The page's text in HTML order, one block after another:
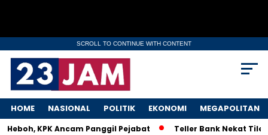
SCROLL TO CONTINUE WITH CONTENT
HOME NASIONAL POLITIK EKONOMI MEGAPOLITAN
KPK Ancam Panggil Pejabat Teller Bank Nekat